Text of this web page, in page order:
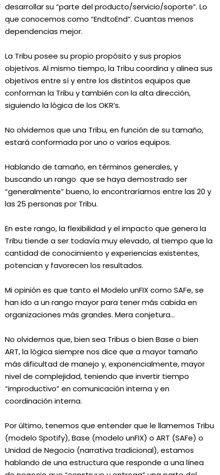
desarrollar su “parte del producto/servicio/soporte”. Lo
que conocemos como “EndtoEnd”. Cuantas menos
dependencias mejor.
La Tribu posee su propio propósito y sus propios
objetivos. Al mismo tiempo, la Tribu coordina y alinea sus
objetivos entre sí y entre los distintos equipos que
conforman la Tribu y también con la alta dirección,
siguiendo la lógica de los OKR’s.
No olvidemos que una Tribu, en función de su tamaño,
estará conformada por uno o varios equipos.
Hablando de tamaño, en términos generales, y
buscando un rango que se haya demostrado ser
“generalmente” bueno, lo encontraríamos entre las 20 y
las 25 personas por Tribu.
En este rango, la flexibilidad y el impacto que genera la
Tribu tiende a ser todavía muy elevado, al tiempo que la
cantidad de conocimiento y experiencias existentes,
potencian y favorecen los resultados.
Mi opinión es que tanto el Modelo unFIX como SAFe, se
han ido a un rango mayor para tener más cabida en
organizaciones más grandes. Mera conjetura…
No olvidemos que, bien sea Tribus o bien Base o bien
ART, la lógica siempre nos dice que a mayor tamaño
más dificultad de manejo y, exponencialmente, mayor
nivel de complejidad, teniendo que invertir tiempo
“improductivo” en comunicación interna y en
coordinación interna.
Por último, tenemos que entender que le llamemos Tribu
(modelo Spotify), Base (modelo unFIX) o ART (SAFe) o
Unidad de Negocio (narrativa tradicional), estamos
hablando de una estructura que responde a una línea